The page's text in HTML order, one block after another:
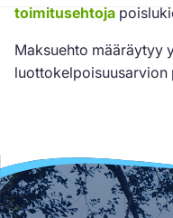
toimitusehtoja
Maksuehto määräytyy
luottokelpoisuusarvion